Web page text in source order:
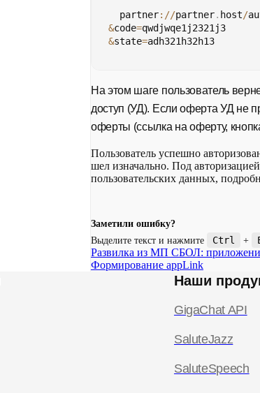
   partner
: //partner. host/
&code=qwdjwqe1j2321j3
&state=adh321h32h13
На этом шаге пользователь
доступ (УД). Если оферта УД не
оферты (ссылка на оферту,
Пользователь успешно
шел изначально. Под
пользовательских данных,
Заметили ошибку?
Выделите текст и нажмите
Ctrl +
Развилка из МП СБОЛ:
Формирование appLink
Наши
GigaChat API
SaluteJazz
SaluteSpeech